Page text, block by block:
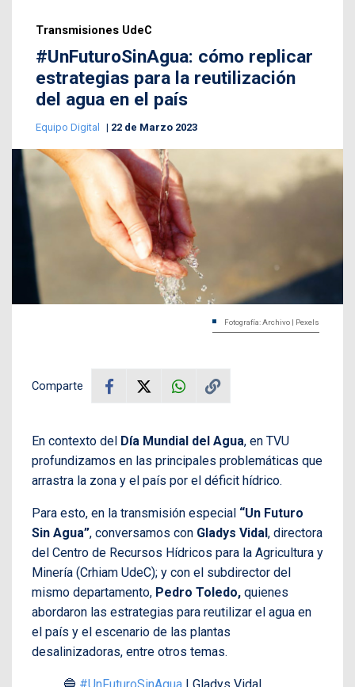
Transmisiones UdeC
#UnFuturoSinAgua: cómo replicar
estrategias para la reutilización
del agua en el país
Equipo Digital 22 de Marzo 2023
Fotografía: Archivo | Pexels
Comparte
En contexto del Día Mundial del Agua, en TVU
profundizamos en las principales problemáticas que
arrastra la zona y el país por el déficit hídrico.
Para esto, en la transmisión especial “Un Futuro
Sin Agua”, conversamos con Gladys Vidal , directora
del Centro de Recursos Hídricos para la Agricultura y
Minería (Crhiam UdeC); y con el subdirector del
mismo departamento, Pedro Toledo, quienes
abordaron las estrategias para reutilizar el agua en
el país y el escenario de las plantas
desalinizadoras, entre otros temas.